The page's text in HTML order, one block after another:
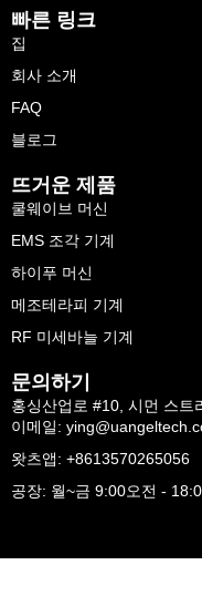
빠른 링크
집
회사 소개
FAQ
블로그
뜨거운 제품
쿨웨이브 머신
EMS 조각 기계
하이푸 머신
메조테라피 기계
RF 미세바늘 기계
문의하기
홍싱산업로 #10, 시먼 스트
이메일:
왓츠앱: +8613570265056
공장: 월~금 9:00오전 -